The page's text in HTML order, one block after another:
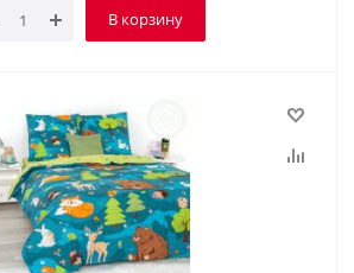
В корзину